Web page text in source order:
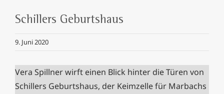
Schillers Geburtshaus
9. Juni 2020
Vera Spillner wirft einen Blick hinter die Türen von
Schillers Geburtshaus, der Keimzelle für Marbachs